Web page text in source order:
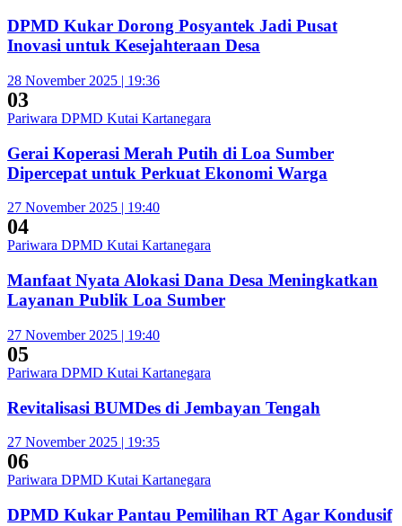
DPMD Kukar Dorong Posyantek Jadi Pusat
Inovasi untuk Kesejahteraan Desa
28 November 2025 | 19:36
03
Pariwara DPMD Kutai Kartanegara
Gerai Koperasi Merah Putih di Loa Sumber
Dipercepat untuk Perkuat Ekonomi Warga
27 November 2025 | 19:40
04
Pariwara DPMD Kutai Kartanegara
Manfaat Nyata Alokasi Dana Desa Meningkatkan
Layanan Publik Loa Sumber
27 November 2025 | 19:40
05
Pariwara DPMD Kutai Kartanegara
Revitalisasi BUMDes di Jembayan Tengah
27 November 2025 | 19:35
06
Pariwara DPMD Kutai Kartanegara
DPMD Kukar Pantau Pemilihan RT Agar Kondusif